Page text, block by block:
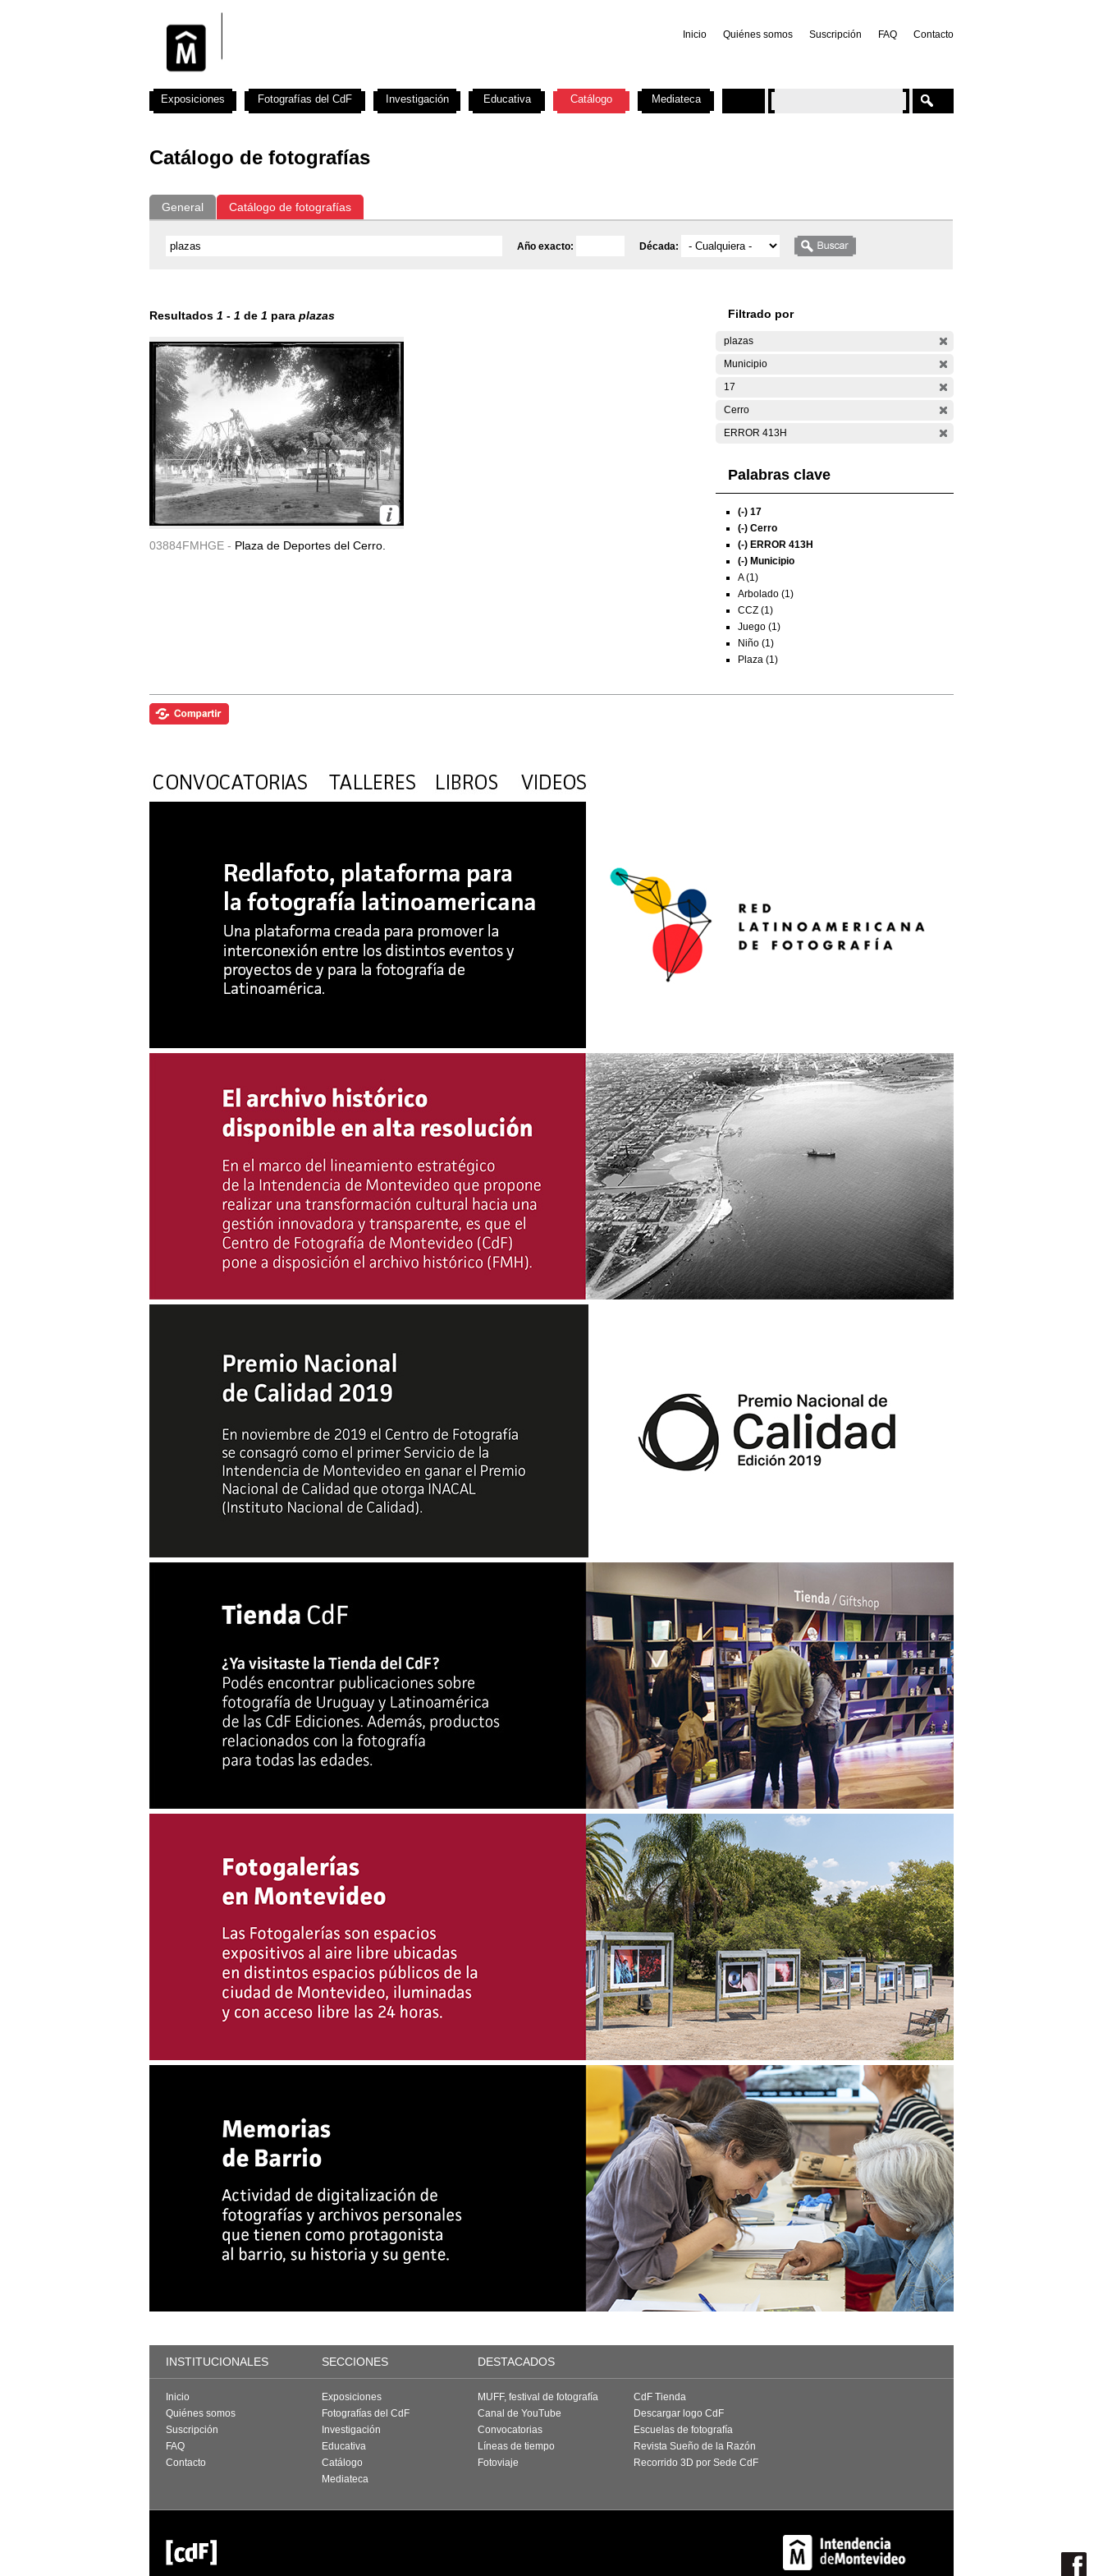
Inicio Quiénes somos Suscripción FAQ Contacto
Catálogo de fotografías
General Catálogo de fotografías
Año exacto: Década:
Resultados 1 - 1 de 1 para plazas
03884FMHGE - Plaza de Deportes del Cerro.
Filtrado por
plazas
Municipio
17
Cerro
ERROR 413H
Palabras clave
(-) 17
(-) Cerro
(-) ERROR 413H
(-) Municipio
A (1)
Arbolado (1)
CCZ (1)
Juego (1)
Niño (1)
Plaza (1)
Exposiciones Fotografías del CdF Investigación Educativa Catálogo Mediateca
INSTITUCIONALES SECCIONES DESTACADOS
Inicio
Quiénes somos
Suscripción
FAQ
Contacto
Exposiciones
Fotografías del CdF
Investigación
Educativa
Catálogo
Mediateca
MUFF, festival de fotografía
Canal de YouTube
Convocatorias
Líneas de tiempo
Fotoviaje
CdF Tienda
Descargar logo CdF
Escuelas de fotografía
Revista Sueño de la Razón
Recorrido 3D por Sede CdF